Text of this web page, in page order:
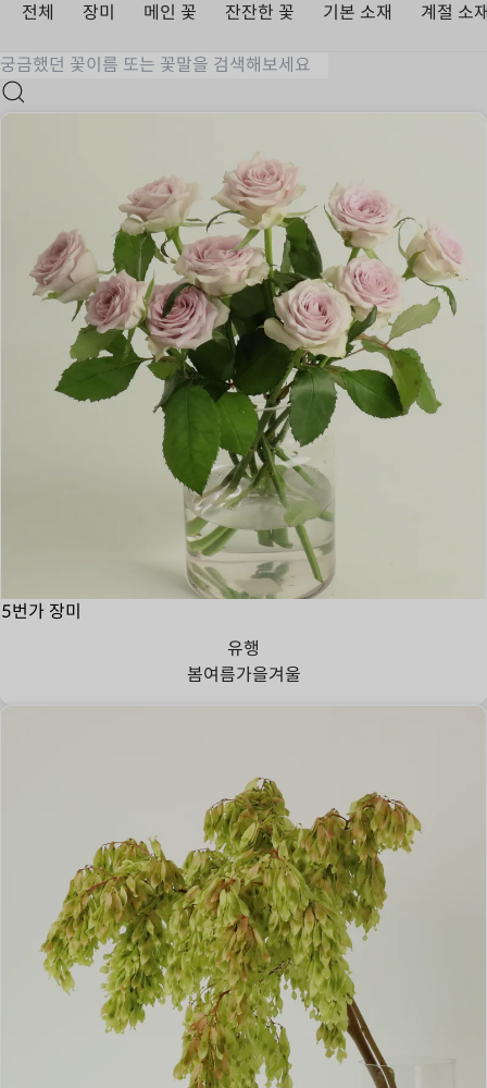
전체 장미 메인 꽃 잔잔한 꽃 기본 소재 계절 소
5번가 장미
유행
봄여름가을겨울